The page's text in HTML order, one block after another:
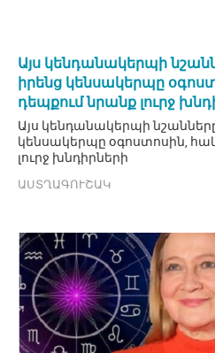
Այս կենդանակերպի
իրենց կենսակերպը
դեպքում նրանք լուրջ
Այս կենդանակերպի
կենսակերպը օգոստոսին,
լուրջ խնդիրների
ԱՍՏՂԱԳՈՒՇԱԿ